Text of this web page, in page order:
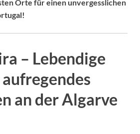
Orte für einen unvergesslichen
– Lebendige
an der Algarve